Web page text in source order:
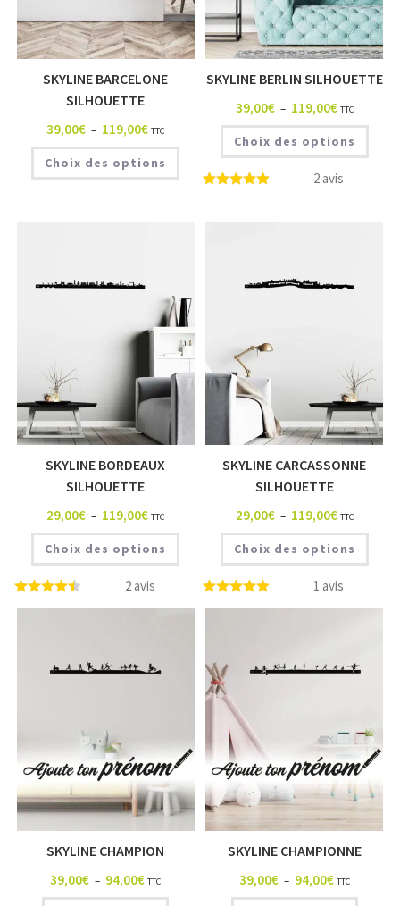
SKYLINE BARCELONE
SILHOUETTE
39,00€ – 119,00€ TTC
Choix des options
2 avis
SKYLINE BERLIN SILHOUETTE
39,00€ – 119,00€ TTC
Choix des options
2 avis
SKYLINE BORDEAUX
SILHOUETTE
29,00€ – 119,00€ TTC
Choix des options
1 avis
SKYLINE CARCASSONNE
SILHOUETTE
29,00€ – 119,00€ TTC
Choix des options
SKYLINE CHAMPION
39,00€ – 94,00€ TTC
SKYLINE CHAMPIONNE
39,00€ – 94,00€ TTC